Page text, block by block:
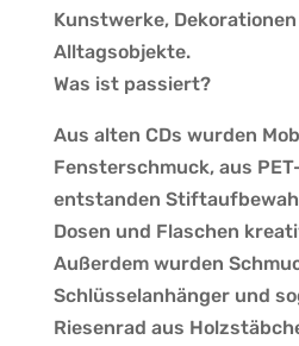
Kunstwerke,
Alltagsobjekte.
Was ist passiert?
Aus alten CDs wurden
Fensterschmuck, aus
entstanden
Dosen und Flaschen
Außerdem wurden
Schlüsselanhänger und
Riesenrad aus